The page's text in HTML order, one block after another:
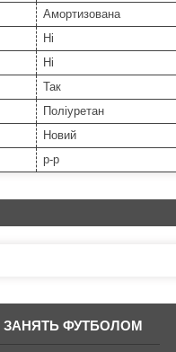
Амортизована
Ні
Ні
Так
Поліуретан
Новий
р-р
ЗАНЯТЬ ФУТБОЛОМ